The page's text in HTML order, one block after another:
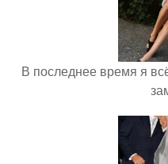
В последнее время я